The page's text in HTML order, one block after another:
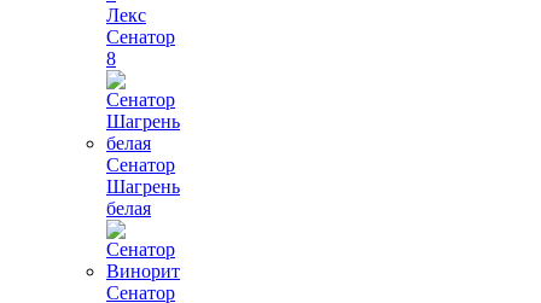
Лекс
Сенатор
8
Сенатор
Шагрень
белая
Сенатор